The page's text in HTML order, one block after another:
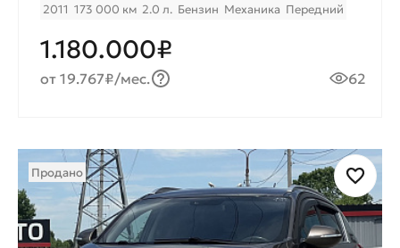
2011 173 000 км 2.0 л. Бензин Механика Передний
1.180.000₽
от 19.767₽/мес. 62
Продано